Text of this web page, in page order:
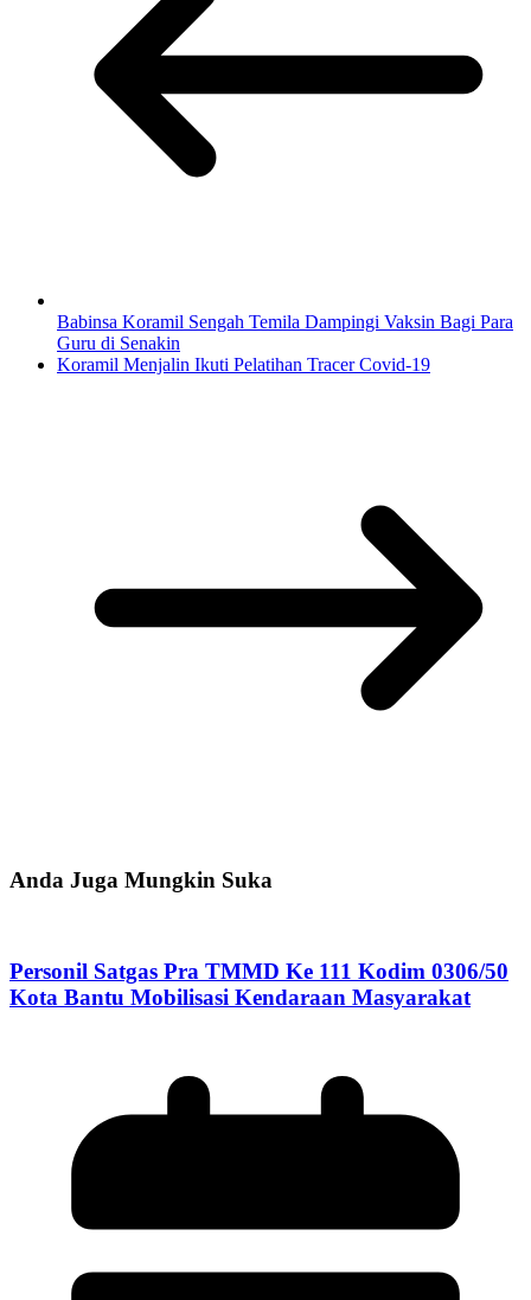
Babinsa Koramil Sengah Temila Dampingi Vaksin Bagi Para
Guru di Senakin
Koramil Menjalin Ikuti Pelatihan Tracer Covid-19
Anda Juga Mungkin Suka
Personil Satgas Pra TMMD Ke 111 Kodim 0306/50
Kota Bantu Mobilisasi Kendaraan Masyarakat